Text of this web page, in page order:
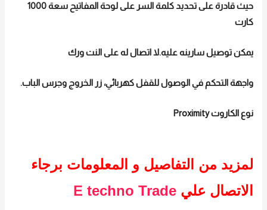
حيث قادرة على تحديد كلمة السر على لوحة المفاتيح سعة 1000
كارت
يمكن توصيل سارينه عليه.لا اتصال له على النت ورك
واجهة التحكم في الوصول للقفل كهربائي، زر الخروج وجرس الباب.
نوع الكاروت Proximity
لمزيد من التفاصيل و المعلومات برجاء
الاتصال عليE techno Trade